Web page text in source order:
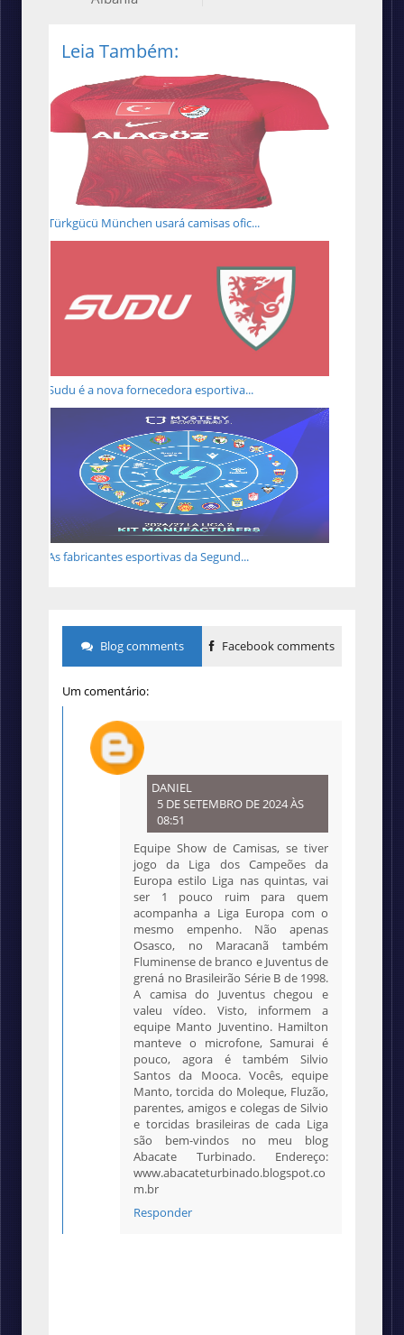
Leia Também:
Türkgücü München usará camisas ofic...
Sudu é a nova fornecedora esportiva...
As fabricantes esportivas da Segund...
Blog comments Facebook comments
Um comentário:
DANIEL
5 DE SETEMBRO DE 2024 ÀS
08:51
Equipe Show de Camisas, se tiver
jogo da Liga dos Campeões da
Europa estilo Liga nas quintas, vai
ser 1 pouco ruim para quem
acompanha a Liga Europa com o
mesmo empenho. Não apenas
Osasco, no Maracanã também
Fluminense de branco e Juventus de
grená no Brasileirão Série B de 1998.
A camisa do Juventus chegou e
valeu vídeo. Visto, informem a
equipe Manto Juventino. Hamilton
manteve o microfone, Samurai é
pouco, agora é também Silvio
Santos da Mooca. Vocês, equipe
Manto, torcida do Moleque, Fluzão,
parentes, amigos e colegas de Silvio
e torcidas brasileiras de cada Liga
são bem-vindos no meu blog
Abacate Turbinado. Endereço:
www.abacateturbinado.blogspot.co
m.br
Responder